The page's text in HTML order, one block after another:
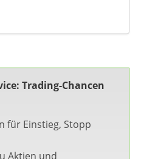
Trading-Chancen
für Einstieg, Stopp
Aktien und